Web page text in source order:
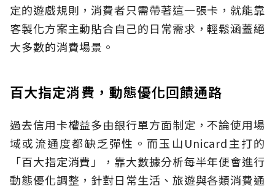
定的遊戲規則，消費者只需帶著這一張卡，就能靠
客製化方案主動貼合自己的日常需求，輕鬆涵蓋絕
大多數的消費場景。
百大指定消費，動態優化回饋通路
過去信用卡權益多由銀行單方面制定，不論使用場
域或流通度都缺乏彈性。而玉山Unicard主打的
「百大指定消費」，靠大數據分析每半年便會進行
動態優化調整，針對日常生活、旅遊與各類消費通